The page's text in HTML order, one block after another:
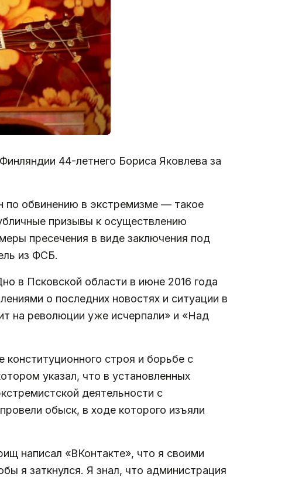
44-летнего Бориса Яковлева за
по обвинению в экстремизме — такое
призывы к осуществлению
пресечения в виде заключения под
из ФСБ.
в Псковской области в июне 2016 года
о последних новостях и ситуации в
на революции уже исчерпали» и «Над
строя и борьбе с
указал, что в установленных
деятельности с
обыск, в ходе которого изъяли
написал «ВКонтакте», что я своими
я заткнулся. Я знал, что администрация